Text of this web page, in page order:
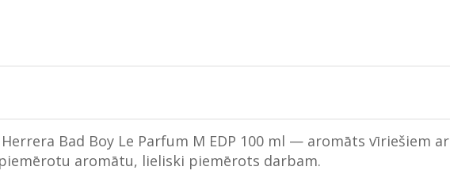
Bad Boy Le Parfum M EDP 100 ml — aromāts vīriešiem ar
aromātu, lieliski piemērots darbam.